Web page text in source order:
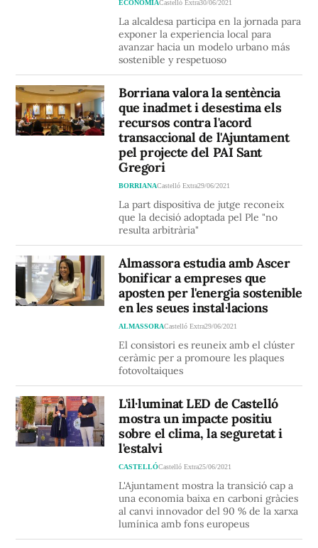
ECONOMIACastelló Extra30/06/2021
La alcaldesa participa en la jornada para
exponer la experiencia local para
avanzar hacia un modelo urbano más
sostenible y respetuoso
Borriana valora la sentència
que inadmet i desestima els
recursos contra l'acord
transaccional de l'Ajuntament
pel projecte del PAI Sant
Gregori
BORRIANACastelló Extra29/06/2021
La part dispositiva de jutge reconeix
que la decisió adoptada pel Ple "no
resulta arbitrària"
Almassora estudia amb Ascer
bonificar a empreses que
aposten per l'energia sostenible
en les seues instal·lacions
ALMASSORACastelló Extra29/06/2021
El consistori es reuneix amb el clúster
ceràmic per a promoure les plaques
fotovoltaiques
L'il·luminat LED de Castelló
mostra un impacte positiu
sobre el clima, la seguretat i
l'estalvi
CASTELLÓCastelló Extra25/06/2021
L'Ajuntament mostra la transició cap a
una economia baixa en carboni gràcies
al canvi innovador del 90 % de la xarxa
lumínica amb fons europeus